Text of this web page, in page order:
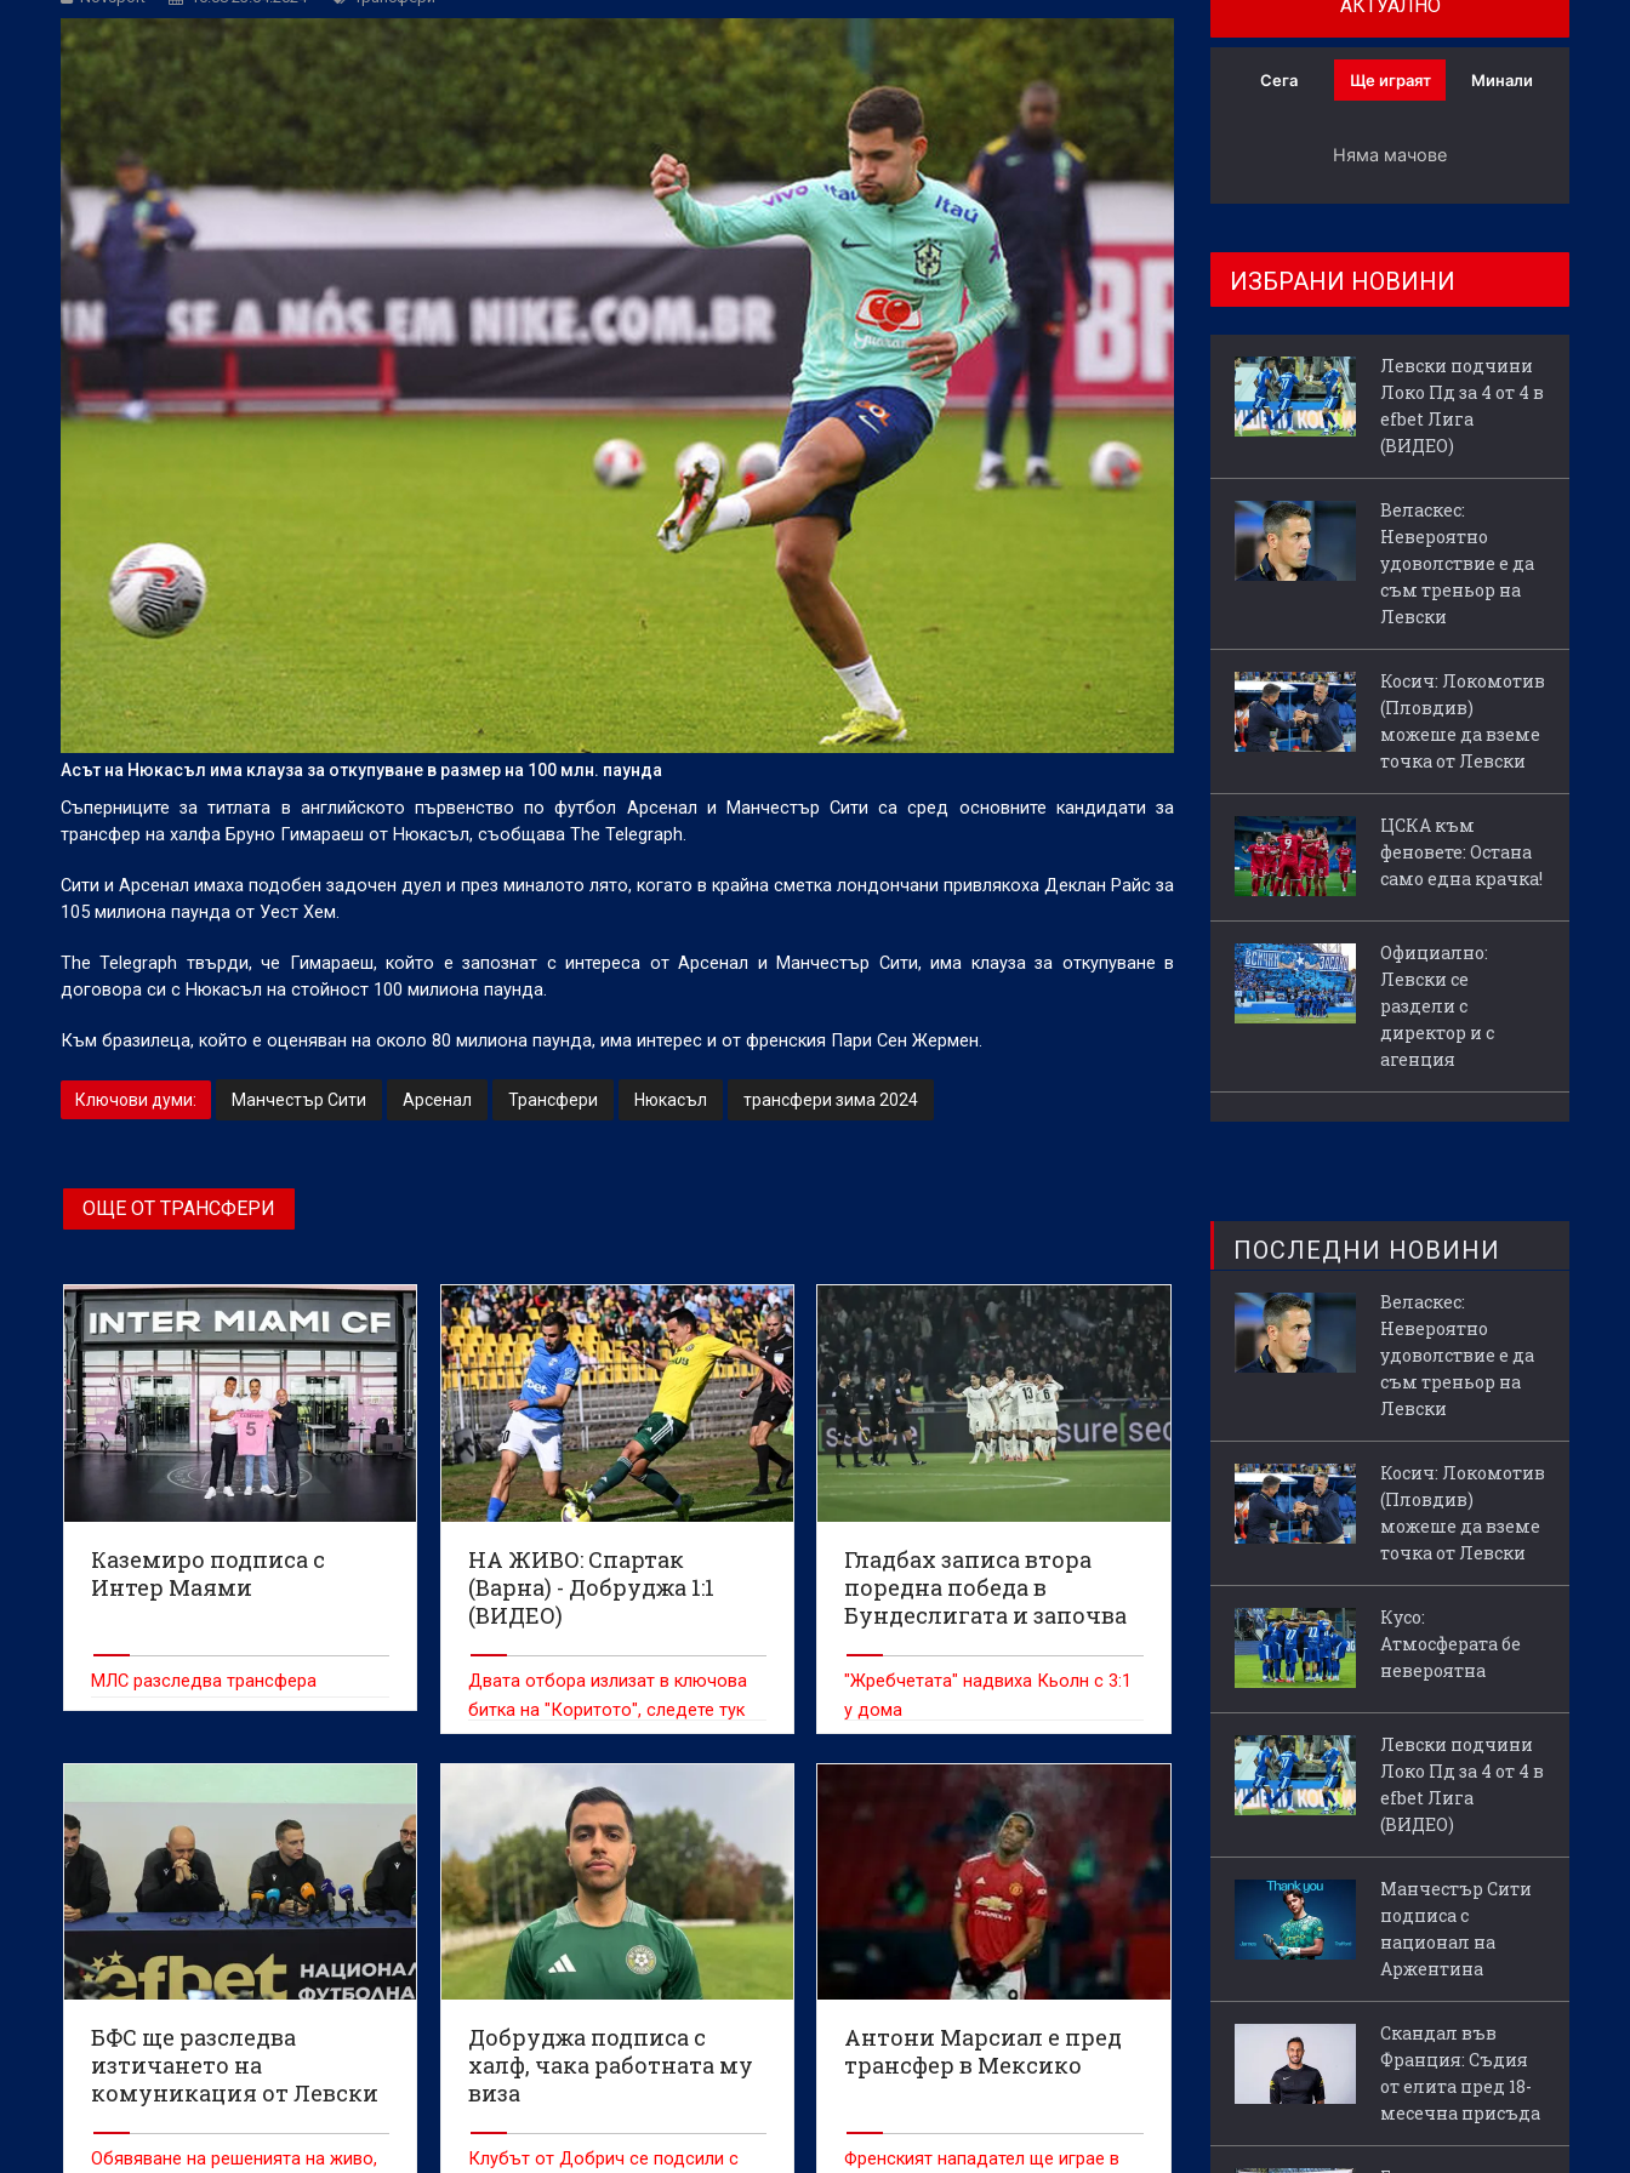
БГ Футбол:Веласкес: Невероятно удоволствие е да съм треньор на Левски
БГ Футбол: Косич: Локомотив (Пловдив) можеше да вземе точка от Левски
Асът на Нюкасъл има клауза за откупуване в размер на 100 млн. паунда
Съперниците за титлата в английското първенство по футбол Арсенал и Манчестър Сити са сред основните кандидати за
трансфер на халфа Бруно Гимараеш от Нюкасъл, съобщава The Telegraph.
Сити и Арсенал имаха подобен задочен дуел и през миналото лято, когато в крайна сметка лондончани привлякоха Деклан Райс за
105 милиона паунда от Уест Хем.
The Telegraph твърди, че Гимараеш, който е запознат с интереса от Арсенал и Манчестър Сити, има клауза за откупуване в
договора си с Нюкасъл на стойност 100 милиона паунда.
Към бразилеца, който е оценяван на около 80 милиона паунда, има интерес и от френския Пари Сен Жермен.
Ключови думи: Манчестър Сити Арсенал Трансфери Нюкасъл трансфери зима 2024
ОЩЕ ОТ ТРАНСФЕРИ
Каземиро подписа с
Интер Маями
МЛС разследва трансфера
НА ЖИВО: Спартак
(Варна) - Добруджа 1:1
(ВИДЕО)
Двата отбора излизат в ключова
битка на "Коритото", следете тук
Гладбах записа втора
поредна победа в
Бундеслигата и започва
(ВИДЕО)
"Жребчетата" надвиха Кьолн с 3:1
у дома
БФС ще разследва
изтичането на
комуникация от Левски
Обявяване на решенията на живо,
Добруджа подписа с
халф, чака работната му
виза
Клубът от Добрич се подсили с
Антони Марсиал е пред
трансфер в Мексико
Френският нападател ще играе в
АКТУАЛНО
Сега Ще играят Минали
Няма мачове
ИЗБРАНИ НОВИНИ
Левски подчини
Локо Пд за 4 от 4 в
efbet Лига
(ВИДЕО)
Веласкес:
Невероятно
удоволствие е да
съм треньор на
Левски
Косич: Локомотив
(Пловдив)
можеше да вземе
точка от Левски
ЦСКА към
феновете: Остана
само една крачка!
Официално:
Левски се
раздели с
директор и с
агенция
ПОСЛЕДНИ НОВИНИ
Веласкес:
Невероятно
удоволствие е да
съм треньор на
Левски
Косич: Локомотив
(Пловдив)
можеше да вземе
точка от Левски
Кусо:
Атмосферата бе
невероятна
Левски подчини
Локо Пд за 4 от 4 в
efbet Лига
(ВИДЕО)
Манчестър Сити
подписа с
национал на
Аржентина
Скандал във
Франция: Съдия
от елита пред 18-
месечна присъда